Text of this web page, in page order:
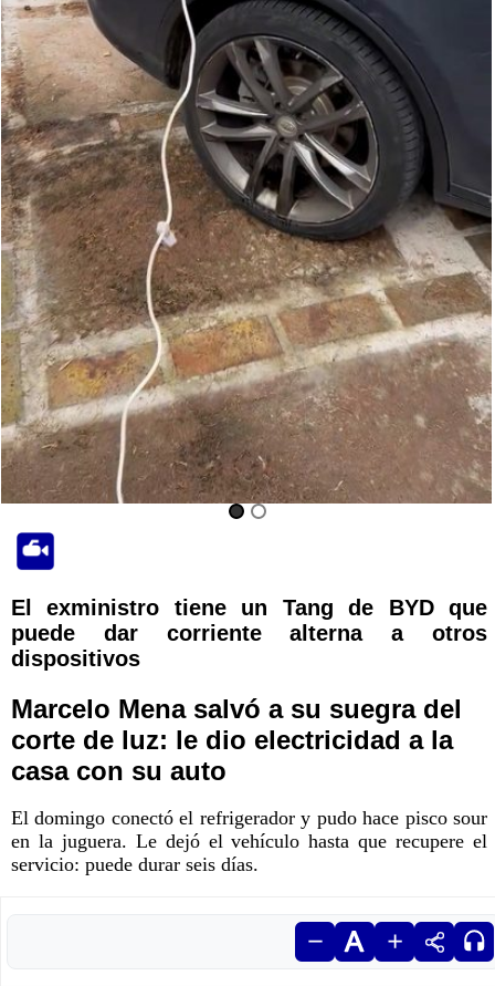
El exministro tiene un Tang de BYD que
puede dar corriente alterna a otros
dispositivos
Marcelo Mena salvó a su suegra del
corte de luz: le dio electricidad a la
casa con su auto
El domingo conectó el refrigerador y pudo hace pisco sour
en la juguera. Le dejó el vehículo hasta que recupere el
servicio: puede durar seis días.